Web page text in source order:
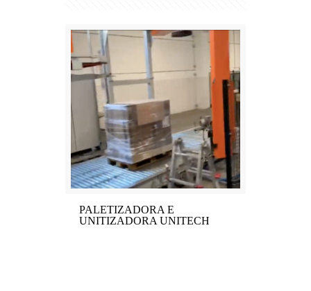
PALETIZADORA E
UNITIZADORA UNITECH